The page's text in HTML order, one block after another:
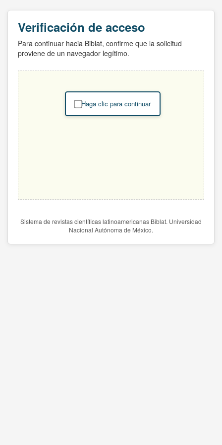
Verificación de acceso
Para continuar hacia Biblat, confirme que la solicitud
proviene de un navegador legítimo.
Haga clic para continuar
Sistema de revistas científicas latinoamericanas Biblat. Universidad
Nacional Autónoma de México.